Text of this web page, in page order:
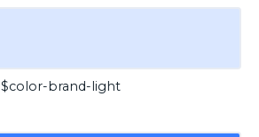
$color-brand-light